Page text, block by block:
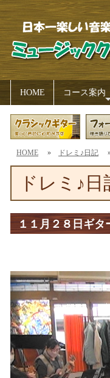
HOME コース案内
HOME » ドレミ♪日記
ドレミ♪日
１１月２８日ギタ